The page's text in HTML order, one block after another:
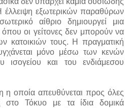
εξωτερικών παραθύρων
αίθριο δημιουργεί μια
όπου οι γείτονες δεν μπορούν να
κατοικιών τους. Η πραγματική
μόνο μέσω των κενών
ισογείου και του ενδιάμεσου
η οποία απευθύνεται προς όλες
στο Τόκυο με τα ίδια δομικά